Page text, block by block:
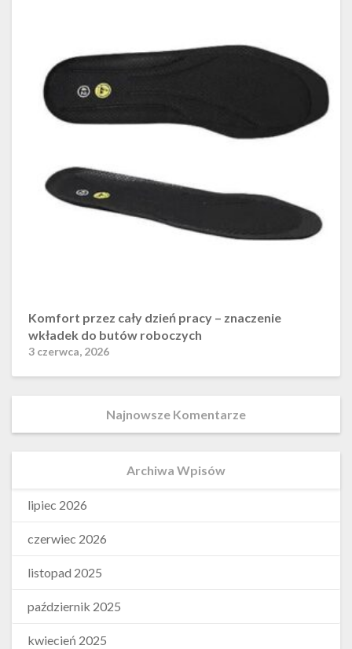
Komfort przez cały dzień pracy – znaczenie
wkładek do butów roboczych
3 czerwca, 2026
Najnowsze Komentarze
Archiwa Wpisów
lipiec 2026
czerwiec 2026
listopad 2025
październik 2025
kwiecień 2025